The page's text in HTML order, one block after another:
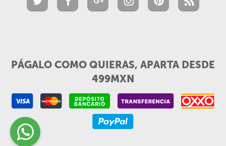
PÁGALO COMO QUIERAS, APARTA DESDE
499MXN